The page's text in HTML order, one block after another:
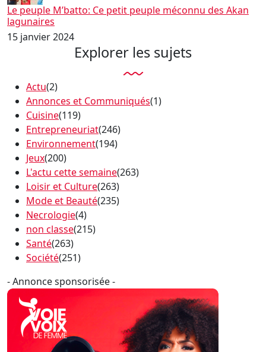
Le peuple M’batto: Ce petit peuple méconnu des Akan
lagunaires
15 janvier 2024
Explorer les sujets
Actu(2)
Annonces et Communiqués(1)
Cuisine(119)
Entrepreneuriat(246)
Environnement(194)
Jeux(200)
L'actu cette semaine(263)
Loisir et Culture(263)
Mode et Beauté(235)
Necrologie(4)
non classe(215)
Santé(263)
Société(251)
- Annonce sponsorisée -